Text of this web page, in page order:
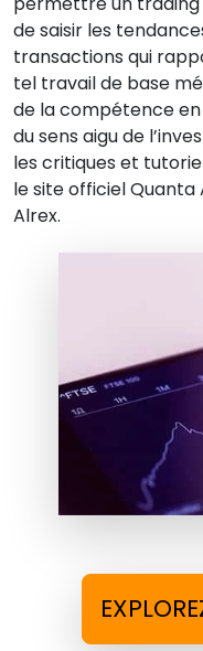
de saisir les
transactions qui
tel travail de base
de la compétence
du sens aigu de
les critiques et
le site officiel Quanta
Alrex.